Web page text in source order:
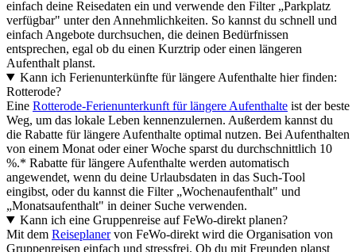
einfach deine Reisedaten ein und verwende den Filter „Parkplatz
verfügbar" unter den Annehmlichkeiten. So kannst du schnell und
einfach Angebote durchsuchen, die deinen Bedürfnissen
entsprechen, egal ob du einen Kurztrip oder einen längeren
Aufenthalt planst.
Kann ich Ferienunterkünfte für längere Aufenthalte hier finden:
Rotterode?
Eine Rotterode-Ferienunterkunft für längere Aufenthalte ist der beste
Weg, um das lokale Leben kennenzulernen. Außerdem kannst du
die Rabatte für längere Aufenthalte optimal nutzen. Bei Aufenthalten
von einem Monat oder einer Woche sparst du durchschnittlich 10
%.* Rabatte für längere Aufenthalte werden automatisch
angewendet, wenn du deine Urlaubsdaten in das Such-Tool
eingibst, oder du kannst die Filter „Wochenaufenthalt" und
„Monatsaufenthalt" in deiner Suche verwenden.
Kann ich eine Gruppenreise auf FeWo-direkt planen?
Mit dem Reiseplanervon FeWo-direkt wird die Organisation von
Gruppenreisen einfach und stressfrei. Ob du mit Freunden planst